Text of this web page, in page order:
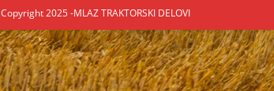
Copyright 2025 -MLAZ TRAKTORSKI DELOVI